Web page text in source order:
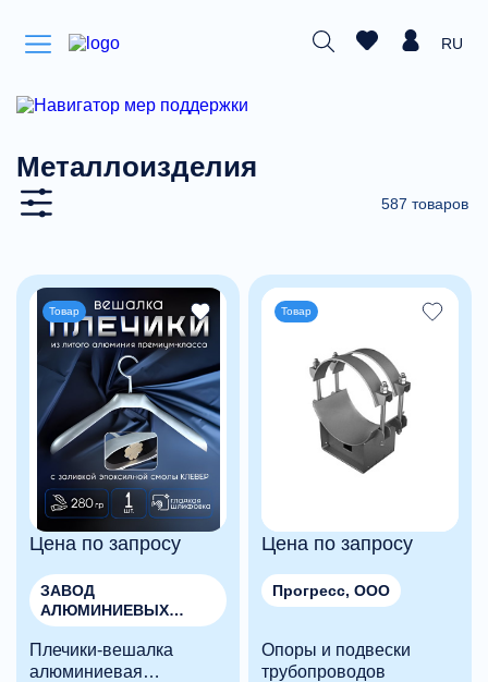
RU
Металлоизделия
587 товаров
Товар
Цена по запросу
ЗАВОД
АЛЮМИНИЕВЫХ
РЕШЕНИЙ, ООО
Плечики-вешалка
алюминиевая
Товар
Цена по запросу
Прогресс, ООО
Опоры и подвески
трубопроводов